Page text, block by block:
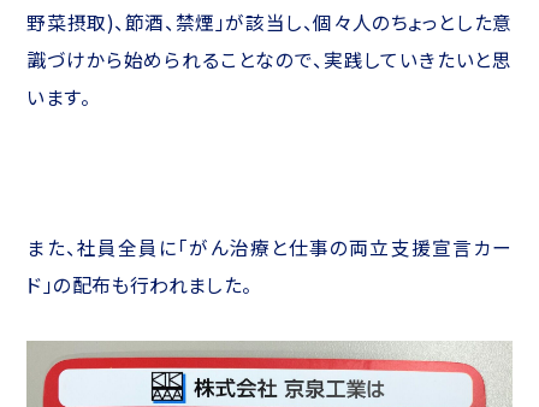
野菜摂取)、節酒、禁煙」が該当し、個々人のちょっとした意
識づけから始められることなので、実践していきたいと思
います。
また、社員全員に「がん治療と仕事の両立支援宣言カー
ド」の配布も行われました。